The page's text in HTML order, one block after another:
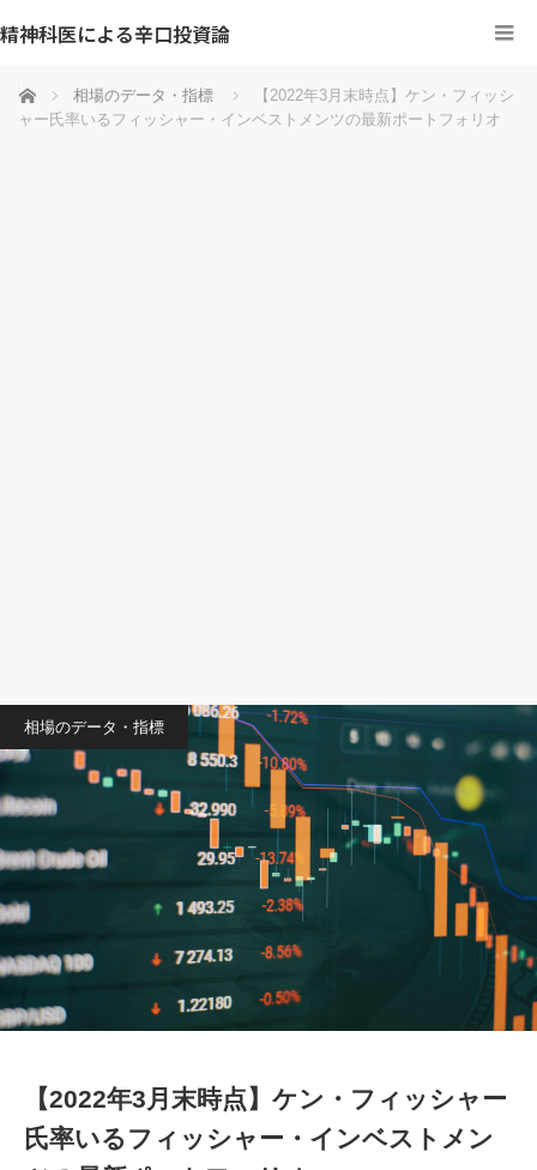
精神科医による辛口投資論
ホーム 相場のデータ・指標
【2022年3月末時点】ケン・フィッシ
ャー氏率いるフィッシャー・インベストメンツの最新ポートフォリオ
相場のデータ・指標
【2022年3月末時点】ケン・フィッシャー
氏率いるフィッシャー・インベストメン